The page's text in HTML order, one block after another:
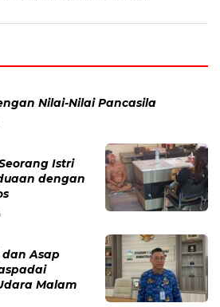
Nilai-Nilai Pancasila
Istri
dengan
dan Asap
Malam